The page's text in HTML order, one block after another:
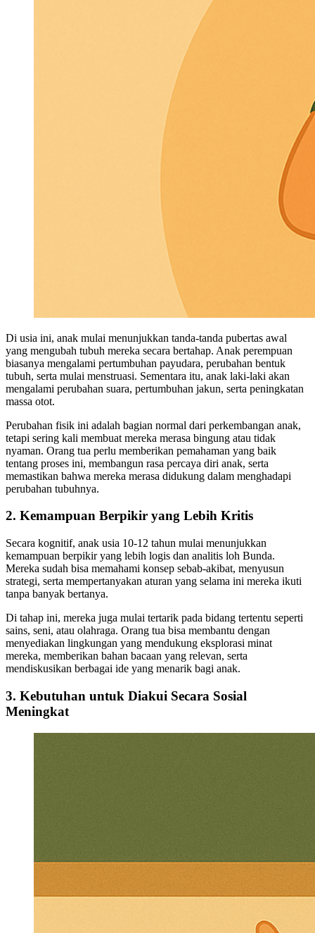
Di usia ini, anak mulai menunjukkan tanda-tanda pubertas awal
yang mengubah tubuh mereka secara bertahap. Anak perempuan
biasanya mengalami pertumbuhan payudara, perubahan bentuk
tubuh, serta mulai menstruasi. Sementara itu, anak laki-laki akan
mengalami perubahan suara, pertumbuhan jakun, serta peningkatan
massa otot.
Perubahan fisik ini adalah bagian normal dari perkembangan anak,
tetapi sering kali membuat mereka merasa bingung atau tidak
nyaman. Orang tua perlu memberikan pemahaman yang baik
tentang proses ini, membangun rasa percaya diri anak, serta
memastikan bahwa mereka merasa didukung dalam menghadapi
perubahan tubuhnya.
2. Kemampuan Berpikir yang Lebih Kritis
Secara kognitif, anak usia 10-12 tahun mulai menunjukkan
kemampuan berpikir yang lebih logis dan analitis loh Bunda.
Mereka sudah bisa memahami konsep sebab-akibat, menyusun
strategi, serta mempertanyakan aturan yang selama ini mereka ikuti
tanpa banyak bertanya.
Di tahap ini, mereka juga mulai tertarik pada bidang tertentu seperti
sains, seni, atau olahraga. Orang tua bisa membantu dengan
menyediakan lingkungan yang mendukung eksplorasi minat
mereka, memberikan bahan bacaan yang relevan, serta
mendiskusikan berbagai ide yang menarik bagi anak.
3. Kebutuhan untuk Diakui Secara Sosial
Meningkat